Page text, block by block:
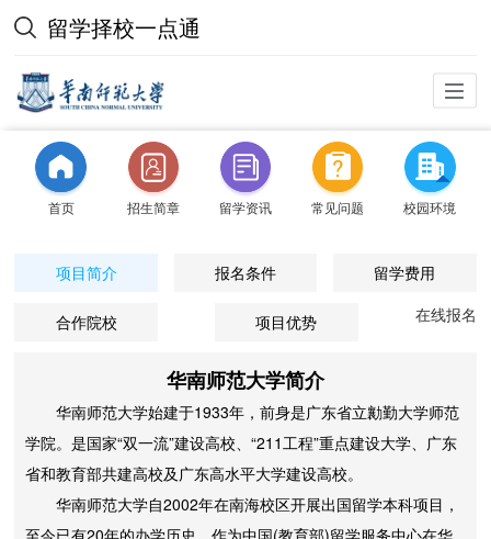
留学择校一点通
首页 招生简章 留学资讯 常见问题 校园环境
项目简介 报名条件 留学费用
合作院校 项目优势 在线报名
华南师范大学简介
华南师范大学始建于1933年，前身是广东省立勷勤大学师范
学院。是国家“双一流”建设高校、“211工程”重点建设大学、广东
省和教育部共建高校及广东高水平大学建设高校。
华南师范大学自2002年在南海校区开展出国留学本科项目，